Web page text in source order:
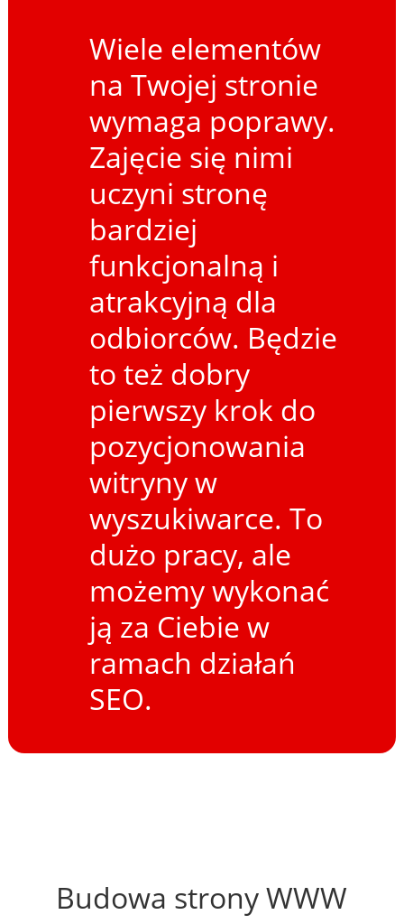
Wiele elementów
na Twojej stronie
wymaga poprawy.
Zajęcie się nimi
uczyni stronę
bardziej
funkcjonalną i
atrakcyjną dla
odbiorców. Będzie
to też dobry
pierwszy krok do
pozycjonowania
witryny w
wyszukiwarce. To
dużo pracy, ale
możemy wykonać
ją za Ciebie w
ramach działań
SEO.
Budowa strony WWW